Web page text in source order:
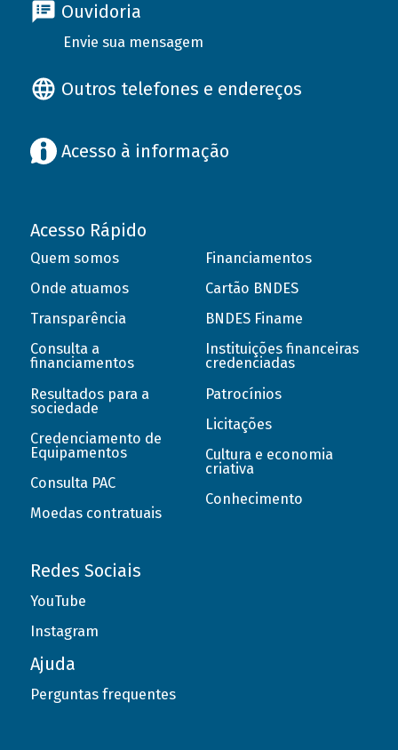
Ouvidoria
Envie sua mensagem
Outros telefones e endereços
Acesso à informação
Acesso Rápido
Quem somos
Onde atuamos
Transparência
Consulta a
financiamentos
Resultados para a
sociedade
Credenciamento de
Equipamentos
Consulta PAC
Moedas contratuais
Financiamentos
Cartão BNDES
BNDES Finame
Instituições financeiras
credenciadas
Patrocínios
Licitações
Cultura e economia
criativa
Conhecimento
Redes Sociais
YouTube
Instagram
Ajuda
Perguntas frequentes